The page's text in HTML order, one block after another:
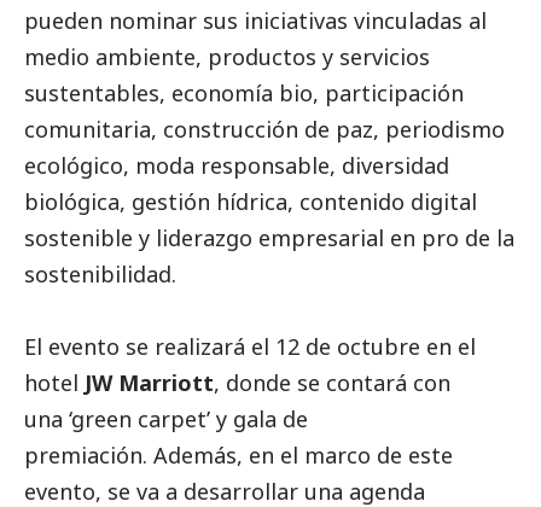
pueden nominar sus iniciativas vinculadas al
medio ambiente, productos y servicios
sustentables, economía bio, participación
comunitaria, construcción de paz, periodismo
ecológico, moda responsable, diversidad
biológica, gestión hídrica, contenido digital
sostenible y liderazgo empresarial en pro de la
sostenibilidad.
El evento se realizará el 12 de octubre en el
hotel JW Marriott, donde se contará con
una ‘green carpet’ y gala de
premiación. Además, en el marco de este
evento, se va a desarrollar una agenda